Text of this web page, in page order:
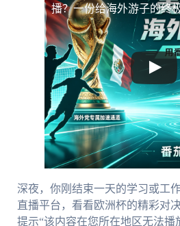
播？一份给海外游子的终
深夜，你刚结束一天的学习或工
直播平台，看看欧洲杯的精彩对
提示“该内容在您所在地区无法播